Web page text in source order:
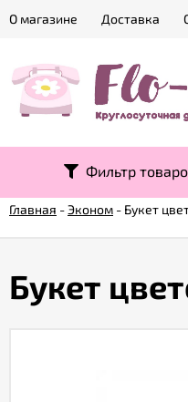
О магазине Доставка
Фильтр
Главная -Эконом - Букет
Букет